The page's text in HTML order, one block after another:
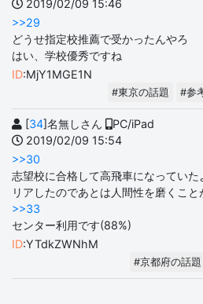
2019/02/09 15:46
>>29
どうせ指定校推薦で受かったんやろ
はい、学校優秀ですね
ID:MjY1MGE1N
#東京の話題 #参
[34]名無しさん
PC/iPad
2019/02/09 15:54
>>30
志望校に合格して高飛車になってい
リアしたのであとは人間性を磨くこと
>>33
センター利用です(88%)
ID:YTdkZWNhM
#京都府の話題